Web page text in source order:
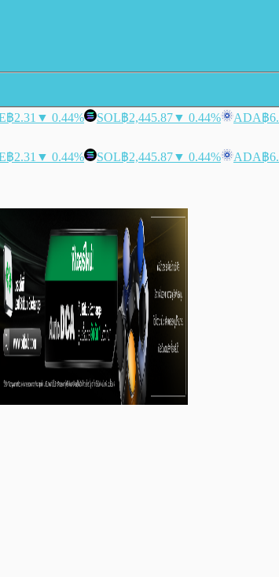
฿2.31 ▼ 0.44% SOL฿2,445.87▼ 0.44% ADA฿
฿2.31 ▼ 0.44% SOL฿2,445.87▼ 0.44% ADA฿